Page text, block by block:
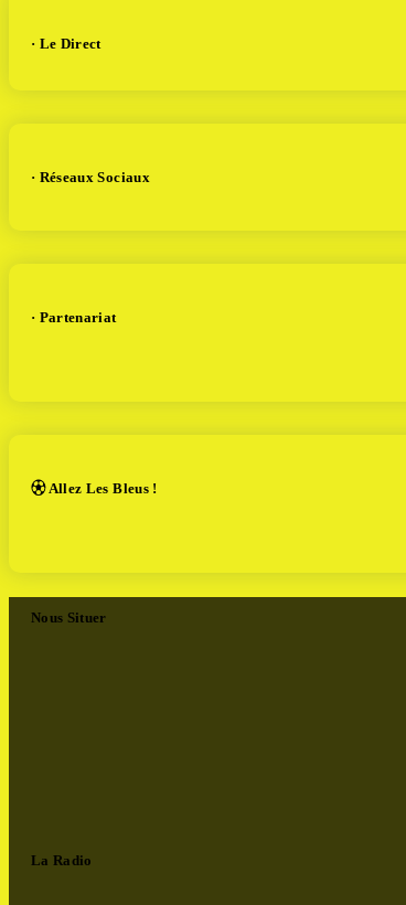
· Le Direct
· Réseaux Sociaux
· Partenariat
⚽︎ Allez Les Bleus !
Nous Situer
La Radio